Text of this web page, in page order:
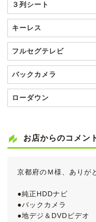
３列シート
キーレス
フルセグテレビ
バックカメラ
ローダウン
お店からのコメン
京都府のＭ様、ありが
●純正HDDナビ
●バックカメラ
●地デジ＆DVDビデオ